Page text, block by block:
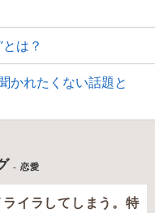
は？
かれたくない話題と
- 恋愛
イラしてしまう。特